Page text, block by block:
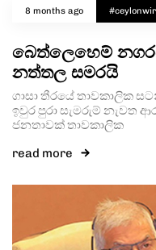
8 months ago
බෙත්ලෙහෙම්
නත්තල සමරයි
ගාසා තීරයේ තාවකාලික
ඉවුර පුරා සැමරුම් නැවත
ජනතාවක් තාවකාලික
read more